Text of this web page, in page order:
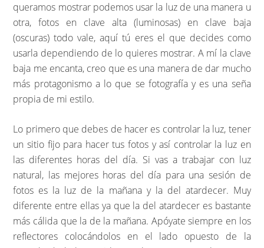
queramos mostrar podemos usar la luz de una manera u
otra, fotos en clave alta (luminosas) en clave baja
(oscuras) todo vale, aquí tú eres el que decides como
usarla dependiendo de lo quieres mostrar. A mí la clave
baja me encanta, creo que es una manera de dar mucho
más protagonismo a lo que se fotografía y es una seña
propia de mi estilo.
Lo primero que debes de hacer es controlar la luz, tener
un sitio fijo para hacer tus fotos y así controlar la luz en
las diferentes horas del día. Si vas a trabajar con luz
natural, las mejores horas del día para una sesión de
fotos es la luz de la mañana y la del atardecer. Muy
diferente entre ellas ya que la del atardecer es bastante
más cálida que la de la mañana. Apóyate siempre en los
reflectores colocándolos en el lado opuesto de la